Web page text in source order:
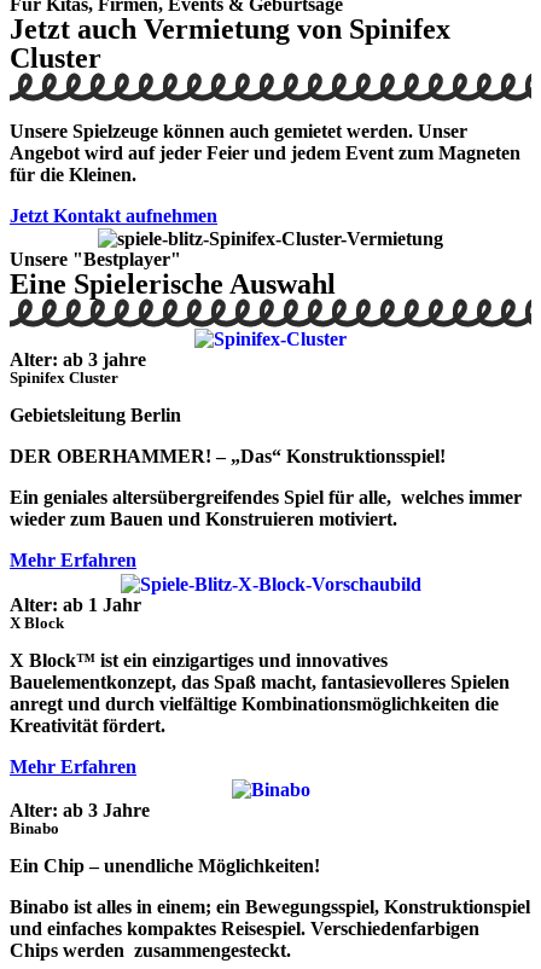
Jetzt auch Vermietung von Spinifex
Cluster
Unsere Spielzeuge können auch gemietet werden. Unser
Angebot wird auf jeder Feier und jedem Event zum Magneten
für die Kleinen.
Jetzt Kontakt aufnehmen
Unsere "Bestplayer"
Eine Spielerische Auswahl
Alter: ab 3 jahre
Spinifex Cluster
Gebietsleitung Berlin
DER OBERHAMMER! – „Das“ Konstruktionsspiel!
Ein geniales altersübergreifendes Spiel für alle, welches immer
wieder zum Bauen und Konstruieren motiviert.
Mehr Erfahren
Alter: ab 1 Jahr
X Block
X Block™ ist ein einzigartiges und innovatives
Bauelementkonzept, das Spaß macht, fantasievolleres Spielen
anregt und durch vielfältige Kombinationsmöglichkeiten die
Kreativität fördert.
Mehr Erfahren
Alter: ab 3 Jahre
Binabo
Ein Chip – unendliche Möglichkeiten!
Binabo ist alles in einem; ein Bewegungsspiel, Konstruktionspiel
und einfaches kompaktes Reisespiel. Verschiedenfarbigen
Chips werden zusammengesteckt.